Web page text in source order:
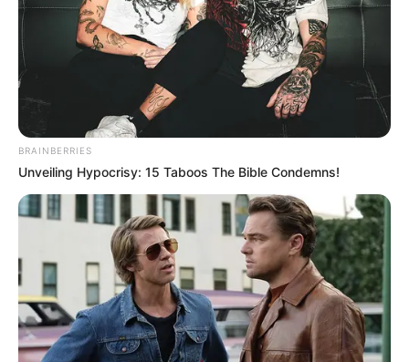
Previne Brasil, programa de financiamento da
APS.
—Foto/Reprodução.
Acada quatro meses, o desempenho dos municípios brasileiros na
atenção primária é avaliado e tem impacto no financiamento
federal. Nesse contexto, o Ministério da Saúde divulgou o resultado
do segundo quadrimestre de 2022. Veja a matéria completa, aqui!
BRAINBERRIES
Unveiling Hypocrisy: 15 Taboos The Bible Condemns!